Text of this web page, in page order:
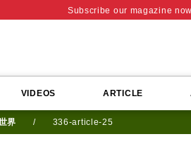
Subscribe our magazine
VIDEOS ARTICLE
界 / 336-article-25